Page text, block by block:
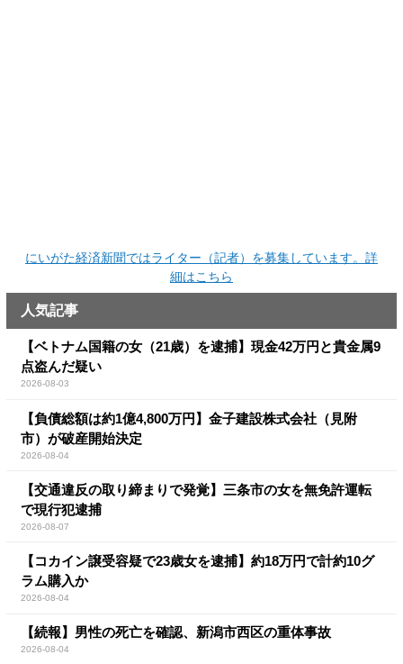
にいがた経済新聞ではライター（記者）を募集しています。詳
細はこちら
人気記事
【ベトナム国籍の女（21歳）を逮捕】現金42万円と貴金属9
点盗んだ疑い
2026-08-03
【負債総額は約1億4,800万円】金子建設株式会社（見附
市）が破産開始決定
2026-08-04
【交通違反の取り締まりで発覚】三条市の女を無免許運転
で現行犯逮捕
2026-08-07
【コカイン譲受容疑で23歳女を逮捕】約18万円で計約10グ
ラム購入か
2026-08-04
【続報】男性の死亡を確認、新潟市西区の重体事故
2026-08-04